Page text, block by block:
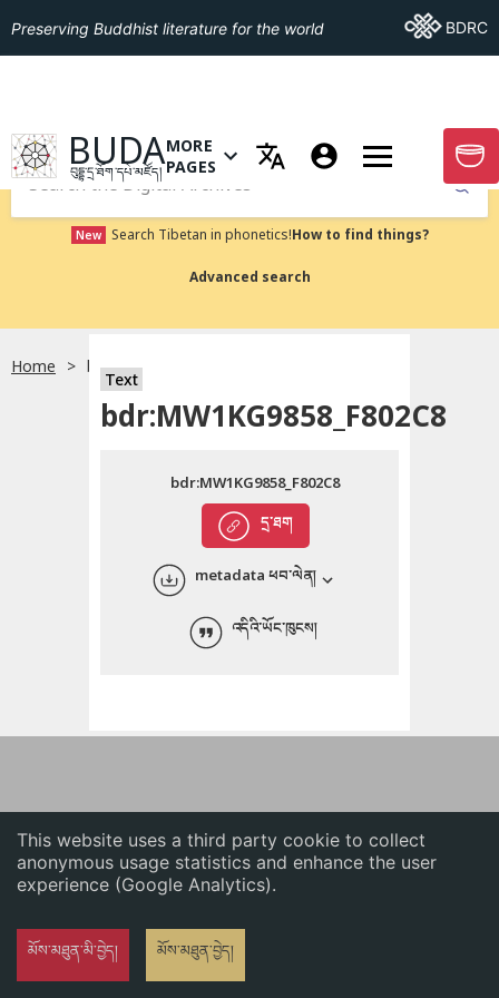
This website uses a third party cookie to collect
anonymous usage statistics and enhance the user
experience (Google Analytics).
མོས་མཐུན་མི་བྱེད། མོས་མཐུན་བྱེད།
English
ភាសាខ្មែរ
Preserving Buddhist literature for the world Go ToBDRC
GO TO HOMEPAGE
BUDA
བུདྡྷ་དྲ་ཐོག་དཔེ་མཛོད།
OPEN MENU OF MORE PAGES
MORE
PAGES
GO
Submit
New Search Tibetan in phonetics!How to find things?
Advanced search
Home bdr:MW1KG9858_F802C8
Text
bdr:MW1KG9858_F802C8
དྲ་ཐག
bdr:MW1KG9858_F802C8
metadata ཕབ་ལེན།
འདིའི་ཡོང་ཁུངས།